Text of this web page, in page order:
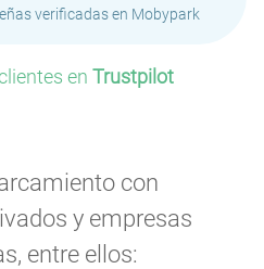
verificadas en Mobypark
en Trustpilot
con
y empresas
entre ellos: